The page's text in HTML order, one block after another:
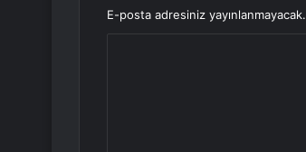
E-posta adresiniz yayınlanmayacak.